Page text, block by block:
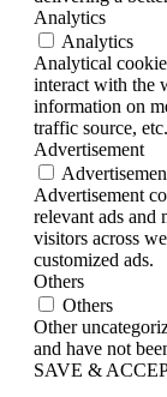
Analytics
Analytics
Analytical
interact with the
information on
traffic source, etc.
Advertisement
Advertisement
relevant ads and
visitors across
customized ads.
Others
Others
Other
and have not
SAVE &